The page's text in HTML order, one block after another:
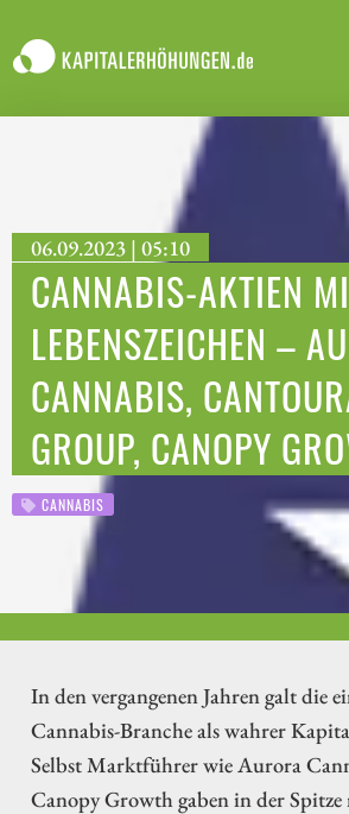
06.09.2023 | 05:10
CANNABIS-AKTIEN
LEBENSZEICHEN –
CANNABIS,
GROUP, CANOPY
CANNABIS
In den vergangenen Jahren galt die
Cannabis-Branche als wahrer
Selbst Marktführer wie Aurora
Canopy Growth gaben in der Spitze